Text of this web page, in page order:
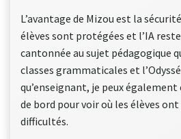
L’avantage de Mizou est la
élèves sont protégées et l’IA
cantonnée au sujet pédagogique
classes grammaticales et
qu’enseignant, je peux
de bord pour voir où les élèves
difficultés.